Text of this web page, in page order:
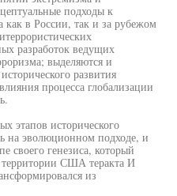
подходы к
как в России, так и за рубежом
разработок ведущих
выделяются и
развития
процесса глобализации
этапов исторического
на эволюционном подходе, и
своего генезиса, который
территории США теракта И
из